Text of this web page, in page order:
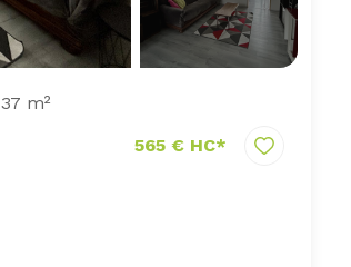
37 m²
565 € HC*